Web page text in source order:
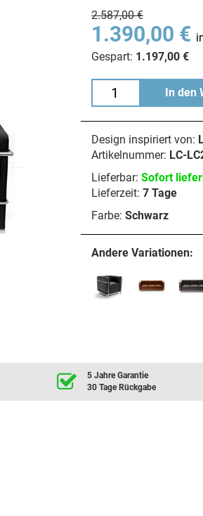
2.587,00 €
1.390,00 €
Gespart: 1.197,00 €
In den
Design inspiriert von:
Artikelnummer: LC-
Lieferbar: Sofort
Lieferzeit: 7 Tage
Farbe: Schwarz
Andere Variationen:
5 Jahre Garantie
30 Tage Rückgabe